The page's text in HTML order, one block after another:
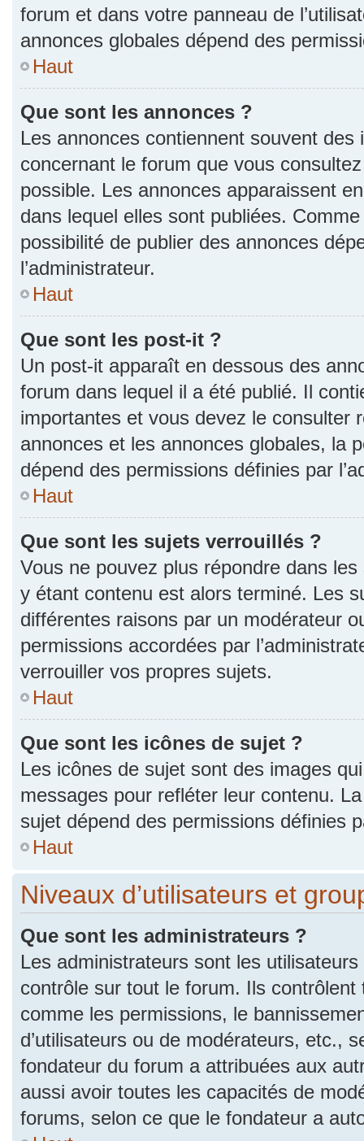
forum et dans votre panneau de
annonces globales dépend des
Haut
Que sont les annonces ?
Les annonces contiennent souvent
concernant le forum que vous
possible. Les annonces apparaissent
dans lequel elles sont publiées.
possibilité de publier des annonces
l’administrateur.
Haut
Que sont les post-it ?
Un post-it apparaît en dessous des
forum dans lequel il a été publié. Il
importantes et vous devez le consulter
annonces et les annonces globales, la
dépend des permissions définies par
Haut
Que sont les sujets verrouillés ?
Vous ne pouvez plus répondre dans
y étant contenu est alors terminé. Les
différentes raisons par un modérateur
permissions accordées par
verrouiller vos propres sujets.
Haut
Que sont les icônes de sujet ?
Les icônes de sujet sont des images
messages pour refléter leur contenu.
sujet dépend des permissions définies
Haut
Niveaux d’utilisateurs et
Que sont les administrateurs ?
Les administrateurs sont les
contrôle sur tout le forum. Ils
comme les permissions, le
d’utilisateurs ou de modérateurs, etc.,
fondateur du forum a attribuées aux
aussi avoir toutes les capacités de
forums, selon ce que le fondateur a